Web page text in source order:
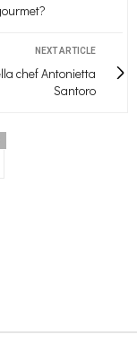
NEXT ARTICLE
chef Antonietta
Santoro